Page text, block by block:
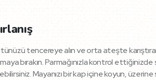
tencereye alın ve orta ateşte
bırakın. Parmağınızla kontrol
Mayanızı bir kap içine koyun,